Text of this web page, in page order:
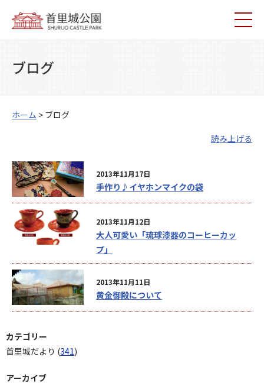
ブログ
ホーム > ブログ
読み上げる
2013年11月17日
手作り♪イヤホンマイクの袋
2013年11月12日
大人可愛い「琉球漆器のコーヒーカッ
プ」
2013年11月11日
黄金御殿について
カテゴリー
首里城だより (341)
アーカイブ